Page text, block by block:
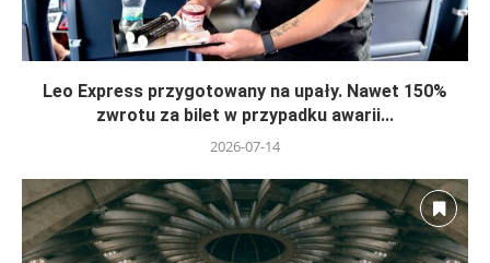
Leo Express przygotowany na upały. Nawet 150%
zwrotu za bilet w przypadku awarii...
2026-07-14